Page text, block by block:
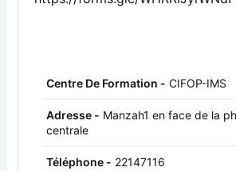
Centre De Formation - CIFOP-IMS
Adresse - Manzah1 en face de la
centrale
Téléphone - 22147116